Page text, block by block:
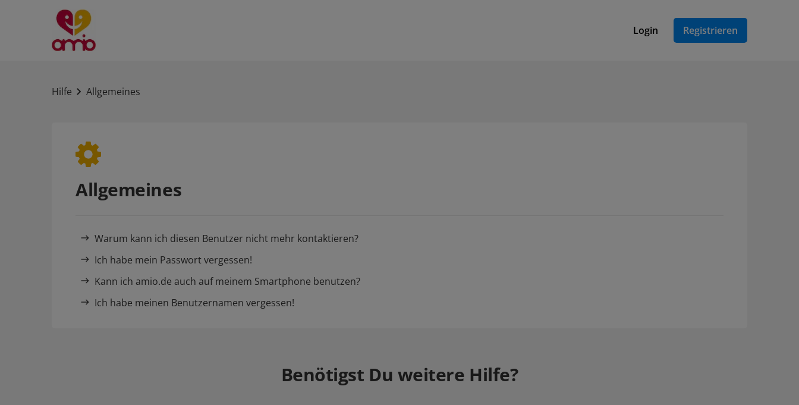
Login Registrieren
Hilfe Allgemeines
Allgemeines
Warum kann ich diesen Benutzer nicht mehr kontaktieren?
Ich habe mein Passwort vergessen!
Kann ich amio.de auch auf meinem Smartphone benutzen?
Ich habe meinen Benutzernamen vergessen!
Benötigst Du weitere Hilfe?